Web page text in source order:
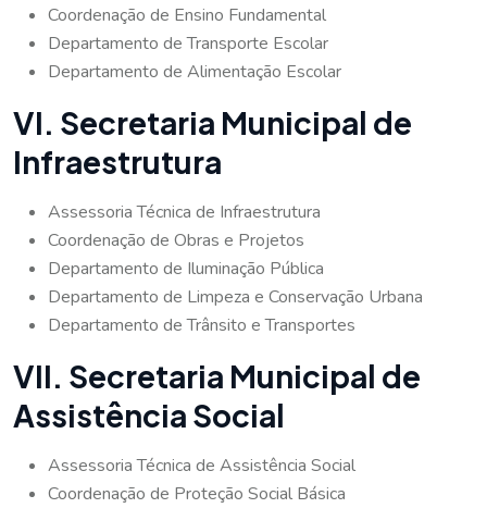
Coordenação de Ensino Fundamental
Departamento de Transporte Escolar
Departamento de Alimentação Escolar
VI. Secretaria Municipal de
Infraestrutura
Assessoria Técnica de Infraestrutura
Coordenação de Obras e Projetos
Departamento de Iluminação Pública
Departamento de Limpeza e Conservação Urbana
Departamento de Trânsito e Transportes
VII. Secretaria Municipal de
Assistência Social
Assessoria Técnica de Assistência Social
Coordenação de Proteção Social Básica